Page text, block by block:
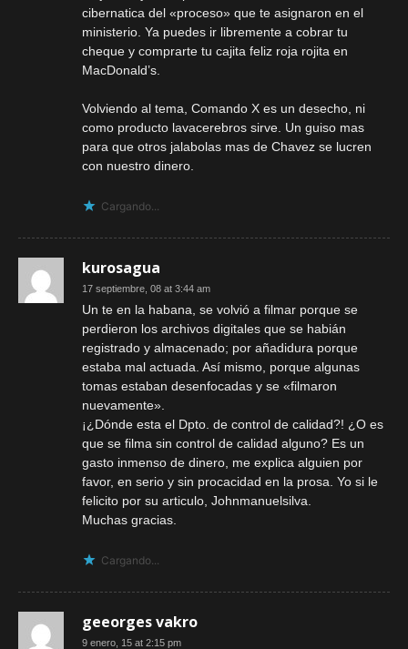
cibernatica del «proceso» que te asignaron en el
ministerio. Ya puedes ir libremente a cobrar tu
cheque y comprarte tu cajita feliz roja rojita en
MacDonald’s.
Volviendo al tema, Comando X es un desecho, ni
como producto lavacerebros sirve. Un guiso mas
para que otros jalabolas mas de Chavez se lucren
con nuestro dinero.
Cargando...
kurosagua
17 septiembre, 08 at 3:44 am
Un te en la habana, se volvió a filmar porque se
perdieron los archivos digitales que se habián
registrado y almacenado; por añadidura porque
estaba mal actuada. Así mismo, porque algunas
tomas estaban desenfocadas y se «filmaron
nuevamente».
¡¿Dónde esta el Dpto. de control de calidad?! ¿O es
que se filma sin control de calidad alguno? Es un
gasto inmenso de dinero, me explica alguien por
favor, en serio y sin procacidad en la prosa. Yo si le
felicito por su articulo, Johnmanuelsilva.
Muchas gracias.
Cargando...
geeorges vakro
9 enero, 15 at 2:15 pm